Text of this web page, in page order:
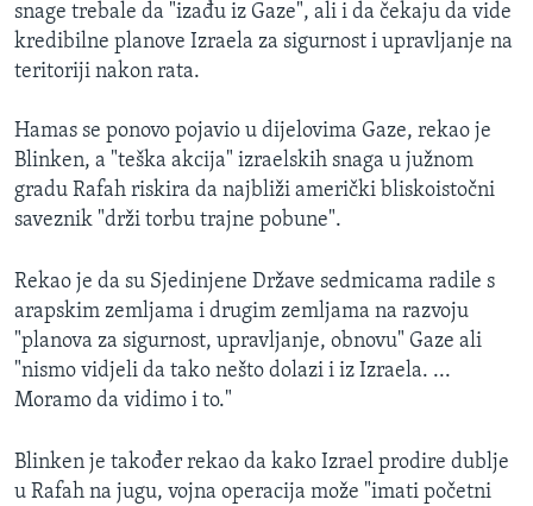
snage trebale da "izađu iz Gaze", ali i da čekaju da vide
kredibilne planove Izraela za sigurnost i upravljanje na
teritoriji nakon rata.
Hamas se ponovo pojavio u dijelovima Gaze, rekao je
Blinken, a "teška akcija" izraelskih snaga u južnom
gradu Rafah riskira da najbliži američki bliskoistočni
saveznik "drži torbu trajne pobune".
Rekao je da su Sjedinjene Države sedmicama radile s
arapskim zemljama i drugim zemljama na razvoju
"planova za sigurnost, upravljanje, obnovu" Gaze ali
"nismo vidjeli da tako nešto dolazi i iz Izraela. ...
Moramo da vidimo i to."
Blinken je također rekao da kako Izrael prodire dublje
u Rafah na jugu, vojna operacija može "imati početni